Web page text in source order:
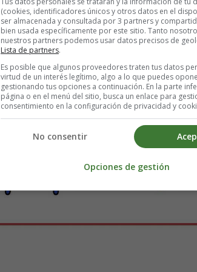
Para Imprimir guarda primero la imagen
(cookies, identificadores únicos y otros datos en el
ser almacenada y consultada por 3 partners y
bien usada específicamente por este sitio. Tanto
nuestros partners podemos usar datos precisos de
Lista de partners.
Es posible que algunos proveedores traten tus datos
virtud de un interés legítimo, algo a lo que puedes
gestionando tus opciones a continuación. En la parte
página o en el menú del sitio, busca un enlace para
consentimiento en la configuración de privacidad y
No consentir
Opciones de gestión